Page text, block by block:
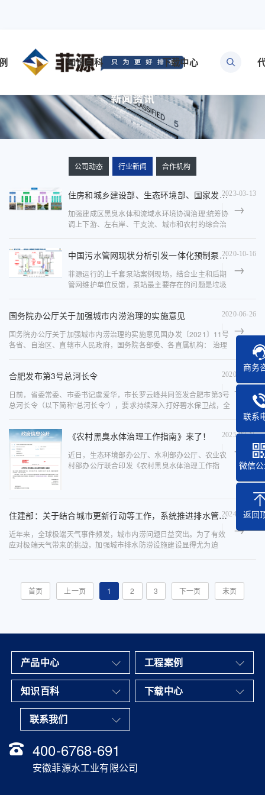
知识百科 下载中心
公司动态 行业新闻 合作机构
住房和城乡建设部、生态环境部、国家发展改革委、水利部关于印发《深入打好城市黑臭水体治理攻坚战实施方案》的通知
2023-03-13
加强建成区黑臭水体和流域水环境协调治理:统筹协
调上下游、左右岸、干支流、城市和农村的综合治
2025年，城市生活...
中国污水管网现状分析引发一体化预制泵站设计思考
2020-10-16
菲源运行的上千套泵站案例现场，结合业主和后期
管网维护单位反馈，泵站最主要存在的问题是垃圾
有很多工作需要完善，目前...
国务院办公厅关于加强城市内涝治理的实施意见 2020-06-26
国务院办公厅关于加强城市内涝治理的实施意见国办发〔2021〕11号
各省、自治区、直辖市人民政府，国务院各部委、各直属机构： 治理
合肥发布第3号总河长令 2020-04-19
日前，省委常委、市委书记虞爱华，市长罗云峰共同签发合肥市第3号
总河长令（以下简称“总河长令”），要求持续深入打好碧水保卫战，全
《农村黑臭水体治理工作指南》来了！ 2025-07-15
近日，生态环境部办公厅、水利部办公厅、农业农
村部办公厅联合印发《农村黑臭水体治理工作指
《指南》的背景、主要内容等回答...
住建部：关于结合城市更新行动等工作，系统推进排水管网和泵站建设改造
2024-07-16
近年来，全球极端天气事件频发，城市内涝问题日益突出。为了有效
应对极端天气带来的挑战，加强城市排水防涝设施建设显得尤为迫
首页 上一页 1 2 3 下一页 末页
产品中心 工程案例
知识百科 下载中心
联系我们
400-6768-691
安徽菲源水工业有限公司
商务
联系
微信
返回